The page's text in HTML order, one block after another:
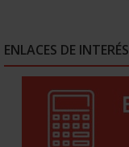
ENLACES DE INTERÉS